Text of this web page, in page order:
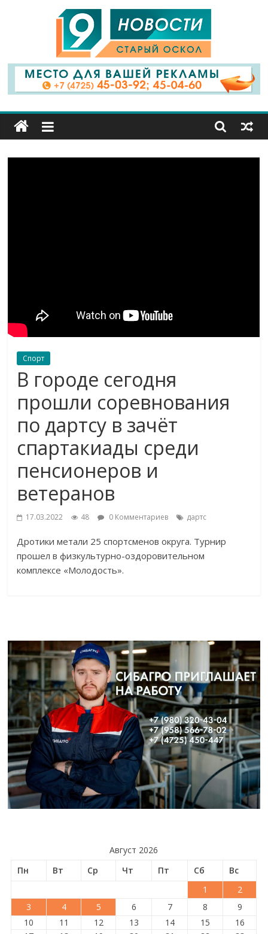
9
Канал
Старый
Спорт
В городе сегодня
прошли соревнования
по дартсу в зачёт
спартакиады среди
пенсионеров и
ветеранов
17.03.2022 48 0 Комментариев дартс
Дротики метали 25 спортсменов округа. Турнир
прошел в физкультурно-оздоровительном
комплексе «Молодость».
Август 2026
Пн
Вт Ср Чт Пт Сб
Вс
1
2
3
4 5 6 7 8
9
10
11 12 13 14 15
16